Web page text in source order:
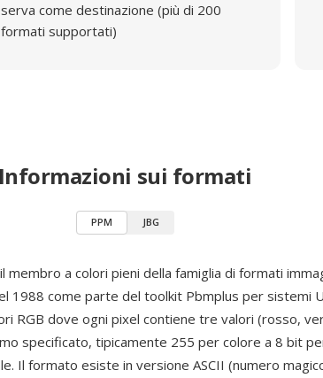
serva come destinazione (più di 200
formati supportati)
Informazioni sui formati
PPM JBG
membro a colori pieni della famiglia di formati
1988 come parte del toolkit Pbmplus per sistemi
RGB dove ogni pixel contiene tre valori (rosso,
specificato, tipicamente 255 per colore a 8 bit
Il formato esiste in versione ASCII (numero